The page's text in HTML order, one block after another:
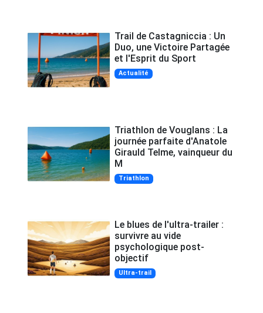
Trail de Castagniccia : Un
Duo, une Victoire Partagée
et l'Esprit du Sport
Actualité
Triathlon de Vouglans : La
journée parfaite d'Anatole
Girauld Telme, vainqueur du
M
Triathlon
Le blues de l'ultra-trailer :
survivre au vide
psychologique post-
objectif
Ultra-trail